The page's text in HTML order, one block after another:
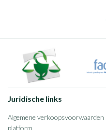
Juridische links
Algemene verkoopsvoorwaarden
platform